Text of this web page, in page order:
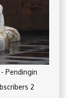
Pendingin
2